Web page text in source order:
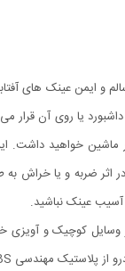
و ایمن عینک های
داشبورد یا روی آن
ماشین خواهید داشت.
ضربه و یا خراش به
آسیب عینک نباشید.
وسایل کوچیک و آویزی